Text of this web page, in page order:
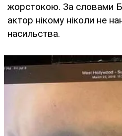
жорстокою. За словами
актор нікому ніколи не
насильства.